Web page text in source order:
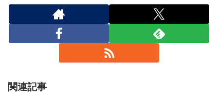
関連記事